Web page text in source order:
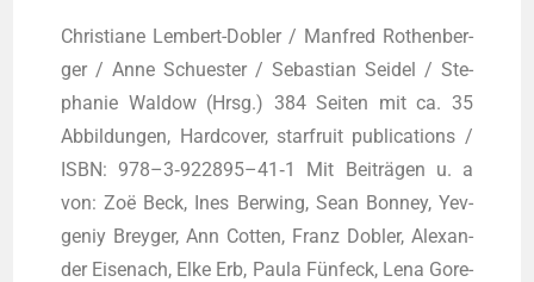
Chris­tia­ne Lem­bert-Dobler / Man­fred Rothen­ber­
ger / Anne Schues­ter / Sebas­ti­an Sei­del / Ste­
pha­nie Wal­dow (Hrsg.) 384 Sei­ten mit ca. 35
Abbil­dun­gen, Hard­co­ver, star­fruit publi­ca­ti­ons /
ISBN: 978–3‑922895–41‑1 Mit Bei­trä­gen u. a
von: Zoë Beck, Ines Ber­wing, Sean Bon­ney, Yev­
ge­niy Brey­ger, Ann Cot­ten, Franz Dobler, Alex­an­
der Eisen­ach, Elke Erb, Pau­la Fünf­eck, Lena Gore­